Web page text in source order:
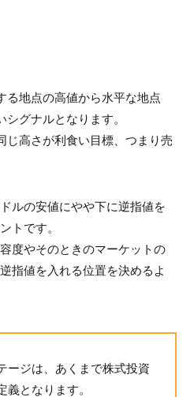
る地点の高値から水平な地点
グナルとなります。
じ高さが利食い目標、つまり売
ルの安値にやや下に逆指値を
トです。
度やそのときのマーケットの
指値を入れる位置を決めるよ
ージは、あくまで株式投資
義となります。